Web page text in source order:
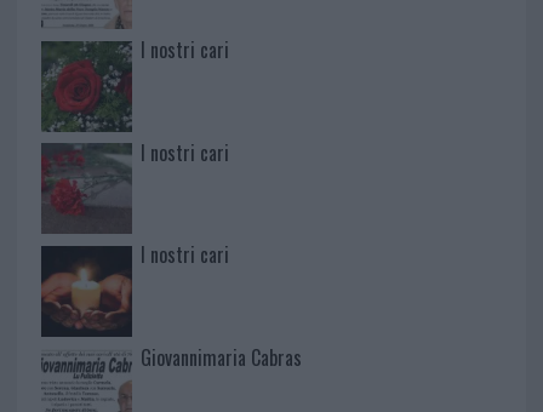
I nostri cari
I nostri cari
I nostri cari
Giovannimaria Cabras